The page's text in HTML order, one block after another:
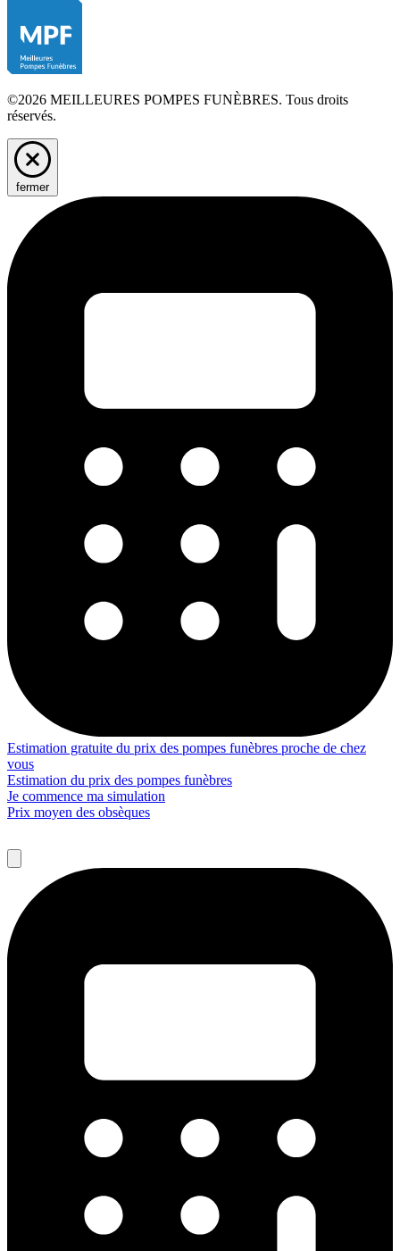
©2026 MEILLEURES POMPES FUNÈBRES. Tous droits
réservés.
fermer
Estimation gratuite du prix des pompes funèbres proche de chez
vous
Estimation du prix des pompes funèbres
Je commence ma simulation
Prix moyen des obsèques